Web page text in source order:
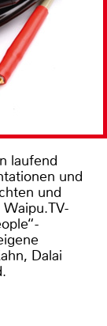
laufend
und
und
Dalai